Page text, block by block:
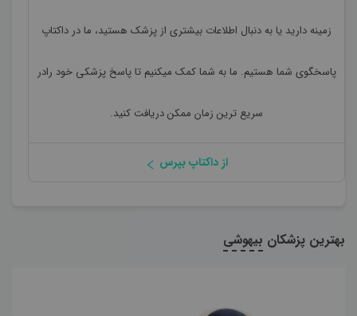
زمینه دارید یا به دنبال اطلاعات بیشتری از پزشک هستید، ما در داکتاپ
پاسخگوی شما هستیم. ما به شما کمک میکنیم تا پاسخ پزشکی خود رادر
سریع ترین زمان ممکن دریافت کنید.
از داکتاپ بپرس
بهترین پزشکان بیهوشی